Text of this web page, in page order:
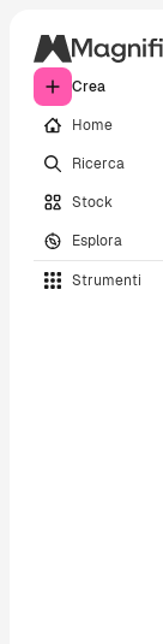
Crea
Home
Ricerca
Stock
Esplora
Strumenti